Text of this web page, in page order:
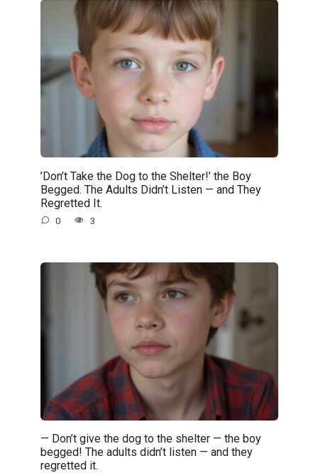
’Don’t Take the Dog to the Shelter!’ the Boy
Begged. The Adults Didn’t Listen — and They
Regretted It.
0 3
— Don’t give the dog to the shelter — the boy
begged! The adults didn’t listen — and they
regretted it.